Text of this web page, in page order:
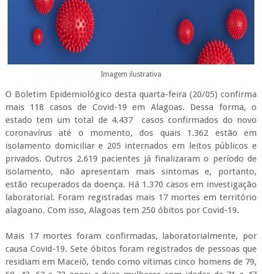
Imagem ilustrativa
O Boletim Epidemiológico desta quarta-feira (20/05) confirma
mais 118 casos de Covid-19 em Alagoas. Dessa forma, o
estado tem um total de 4.437 casos confirmados do novo
coronavírus até o momento, dos quais 1.362 estão em
isolamento domiciliar e 205 internados em leitos públicos e
privados. Outros 2.619 pacientes já finalizaram o período de
isolamento, não apresentam mais sintomas e, portanto,
estão recuperados da doença. Há 1.370 casos em investigação
laboratorial. Foram registradas mais 17 mortes em território
alagoano. Com isso, Alagoas tem 250 óbitos por Covid-19.
Mais 17 mortes foram confirmadas, laboratorialmente, por
causa Covid-19. Sete óbitos foram registrados de pessoas que
residiam em Maceió, tendo como vítimas cinco homens de 79,